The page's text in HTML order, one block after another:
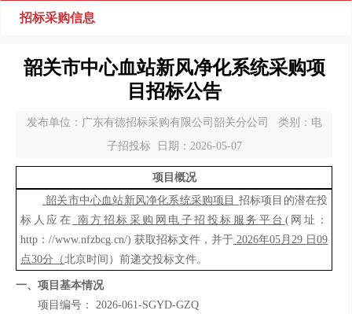
招标采购信息
韶关市中心血站新风净化系统采购项
目招标公告
发布单位：广东有德招标采购有限公司韶关分公司 类别：电
子招投标 日期：2026-05-07
项目概况
韶关市中心血站新风净化系统采购项目 招标项目的潜在投
标人应在 南方招标采购网电子招投标服务平台 (网址：
http ：//www.nfzbcg.cn/)获取招标文件，并于 2026年05月29 日09
点30分（北京时间）前递交投标文件。
一、项目基本情况
项目编号：
2026-061-SGYD-GZQ